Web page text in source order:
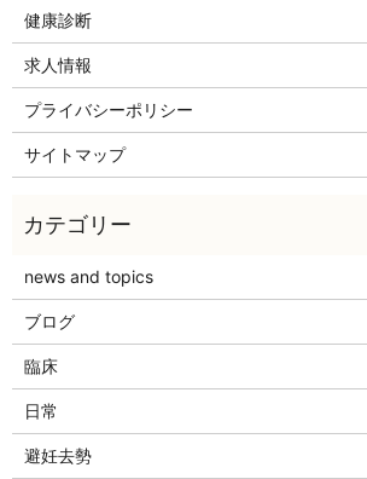
健康診断
求人情報
プライバシーポリシー
サイトマップ
news and topics
ブログ
臨床
日常
避妊去勢